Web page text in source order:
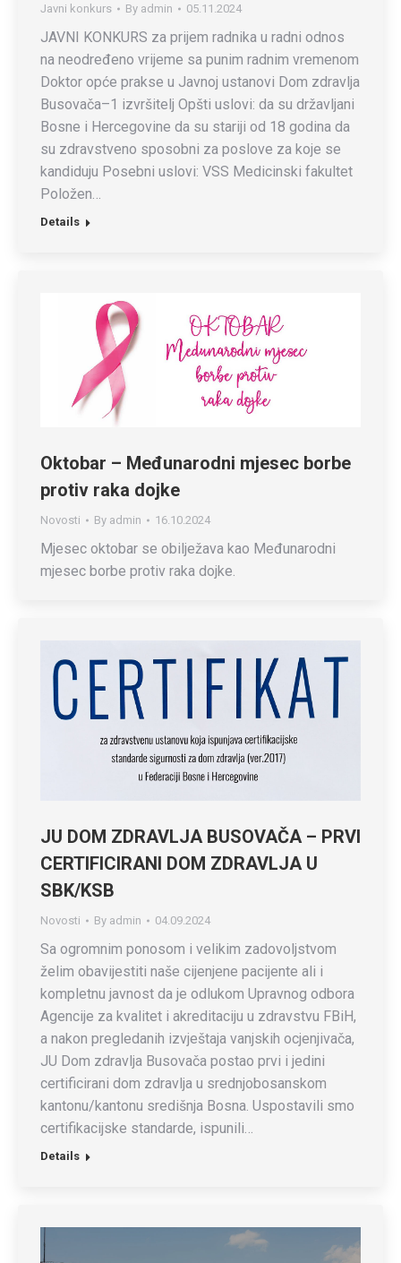
Javni konkurs By admin 05.11.2024
JAVNI KONKURS za prijem radnika u radni odnos
na neodređeno vrijeme sa punim radnim vremenom
Doktor opće prakse u Javnoj ustanovi Dom zdravlja
Busovača–1 izvršitelj Opšti uslovi: da su državljani
Bosne i Hercegovine da su stariji od 18 godina da
su zdravstveno sposobni za poslove za koje se
kandiduju Posebni uslovi: VSS Medicinski fakultet
Položen…
Details
Oktobar – Međunarodni mjesec borbe
protiv raka dojke
Novosti By admin 16.10.2024
Mjesec oktobar se obilježava kao Međunarodni
mjesec borbe protiv raka dojke.
JU DOM ZDRAVLJA BUSOVAČA – PRVI
CERTIFICIRANI DOM ZDRAVLJA U
SBK/KSB
Novosti By admin 04.09.2024
Sa ogromnim ponosom i velikim zadovoljstvom
želim obavijestiti naše cijenjene pacijente ali i
kompletnu javnost da je odlukom Upravnog odbora
Agencije za kvalitet i akreditaciju u zdravstvu FBiH,
a nakon pregledanih izvještaja vanjskih ocjenjivača,
JU Dom zdravlja Busovača postao prvi i jedini
certificirani dom zdravlja u srednjobosanskom
kantonu/kantonu središnja Bosna. Uspostavili smo
certifikacijske standarde, ispunili…
Details